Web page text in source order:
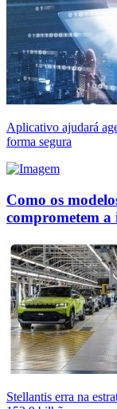
Aplicativo ajudará
forma segura
Como os
comprometem
Stellantis erra na